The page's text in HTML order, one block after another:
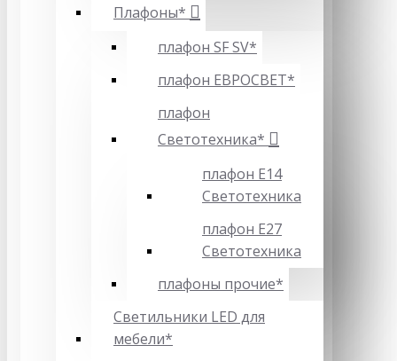
Плафоны*
плафон SF SV*
плафон ЕВРОСВЕТ*
плафон
Светотехника*
плафон Е14
Светотехника
плафон Е27
Светотехника
плафоны прочие*
Светильники LED для
мебели*